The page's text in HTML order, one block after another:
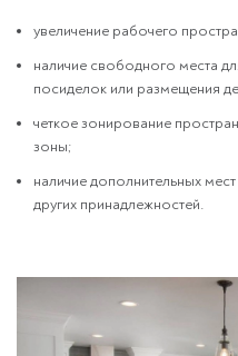
увеличение рабочего
наличие свободного места
посиделок или размещения
четкое зонирование
зоны;
наличие дополнительных
других принадлежностей.